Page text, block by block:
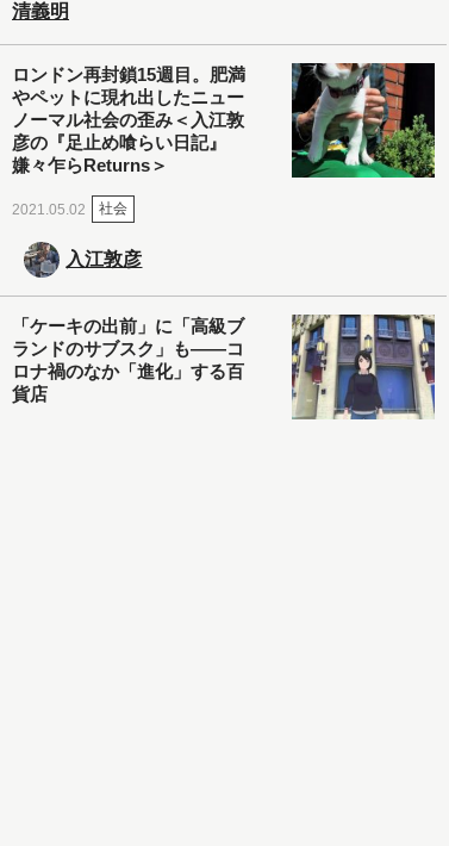
清義明
ロンドン再封鎖15週目。肥満
やペットに現れ出したニュー
ノーマル社会の歪み＜入江敦
彦の『足止め喰らい日記』
嫌々乍らReturns＞
2021.05.02 社会
入江敦彦
「ケーキの出前」に「高級ブ
ランドのサブスク」も――コ
ロナ禍のなか「進化」する百
貨店